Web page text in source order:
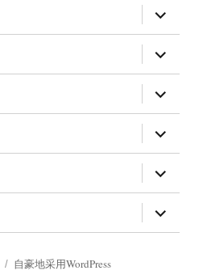
展
开
子
菜
单
展
开
子
菜
单
展
开
子
菜
单
展
开
子
菜
单
展
开
子
菜
单
展
开
子
自豪地采用WordPress